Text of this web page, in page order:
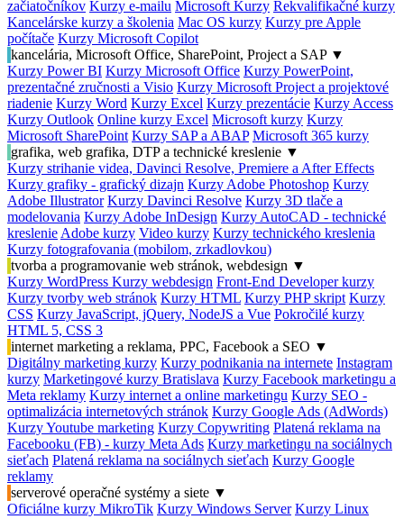
začiatočníkov Kurzy e-mailu Microsoft Kurzy Rekvalifikačné kurzy
Kancelárske kurzy a školenia Mac OS kurzy Kurzy pre Apple
počítače Kurzy Microsoft Copilot
kancelária, Microsoft Office, SharePoint, Project a SAP ▼
Kurzy Power BI Kurzy Microsoft Office Kurzy PowerPoint,
prezentačné zručnosti a Visio Kurzy Microsoft Project a projektové
riadenie Kurzy Word Kurzy Excel Kurzy prezentácie Kurzy Access
Kurzy Outlook Online kurzy Excel Microsoft kurzy Kurzy
Microsoft SharePoint Kurzy SAP a ABAP Microsoft 365 kurzy
grafika, web grafika, DTP a technické kreslenie ▼
Kurzy strihanie videa, Davinci Resolve, Premiere a After Effects
Kurzy grafiky - grafický dizajn Kurzy Adobe Photoshop Kurzy
Adobe Illustrator Kurzy Davinci Resolve Kurzy 3D tlače a
modelovania Kurzy Adobe InDesign Kurzy AutoCAD - technické
kreslenie Adobe kurzy Video kurzy Kurzy technického kreslenia
Kurzy fotografovania (mobilom, zrkadlovkou)
tvorba a programovanie web stránok, webdesign ▼
Kurzy WordPress Kurzy webdesign Front-End Developer kurzy
Kurzy tvorby web stránok Kurzy HTML Kurzy PHP skript Kurzy
CSS Kurzy JavaScript, jQuery, NodeJS a Vue Pokročilé kurzy
HTML 5, CSS 3
internet marketing a reklama, PPC, Facebook a SEO ▼
Digitálny marketing kurzy Kurzy podnikania na internete Instagram
kurzy Marketingové kurzy Bratislava Kurzy Facebook marketingu a
Meta reklamy Kurzy internet a online marketingu Kurzy SEO -
optimalizácia internetových stránok Kurzy Google Ads (AdWords)
Kurzy Youtube marketing Kurzy Copywriting Platená reklama na
Facebooku (FB) - kurzy Meta Ads Kurzy marketingu na sociálnych
sieťach Platená reklama na sociálnych sieťach Kurzy Google
reklamy
serverové operačné systémy a siete ▼
Oficiálne kurzy MikroTik Kurzy Windows Server Kurzy Linux